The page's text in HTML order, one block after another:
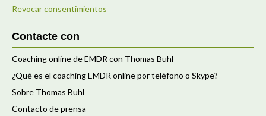
Revocar consentimientos
Contacte con
Coaching online de EMDR con Thomas Buhl
¿Qué es el coaching EMDR online por teléfono o Skype?
Sobre Thomas Buhl
Contacto de prensa